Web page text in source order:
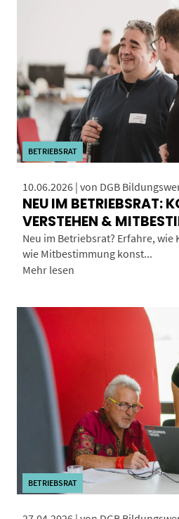
BETRIEBSRAT
10.06.2026 | von DGB
NEU IM BETRIEBSRAT:
VERSTEHEN &
Neu im Betriebsrat? Erfahre,
wie Mitbestimmung konst...
Mehr lesen
BETRIEBSRAT